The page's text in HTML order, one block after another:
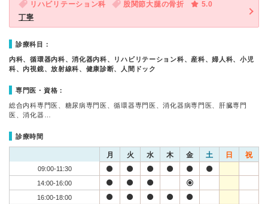
リハビリテーション科 股関節大腿の骨折
5.0
丁寧
診療科目：
内科、循環器内科、消化器内科、リハビリテーション科、産科、婦人科、小児
科、内視鏡、放射線科、健康診断、人間ドック
専門医・資格：
総合内科専門医、糖尿病専門医、循環器専門医、消化器病専門医、肝臓専門
医、消化器…
診療時間
月 火 水 木 金 土 日 祝
09:00-11:30
14:00-16:00
16:00-18:00